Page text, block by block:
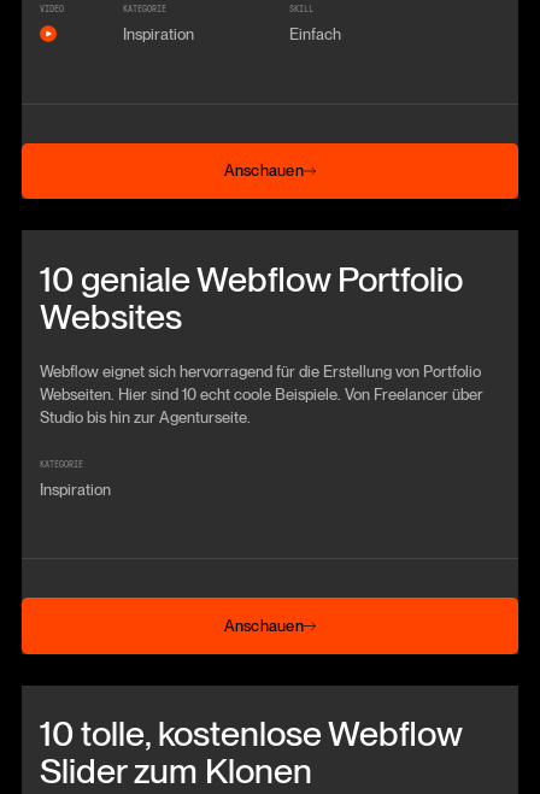
VIDEO KATEGORIE
Inspiration
SKILL
Einfach
Anschauen
Anschauen
10 geniale Webflow Portfolio
Websites
Webflow eignet sich hervorragend für die Erstellung von Portfolio
Webseiten. Hier sind 10 echt coole Beispiele. Von Freelancer über
Studio bis hin zur Agenturseite.
KATEGORIE
Inspiration
Anschauen
Anschauen
10 tolle, kostenlose Webflow
Slider zum Klonen